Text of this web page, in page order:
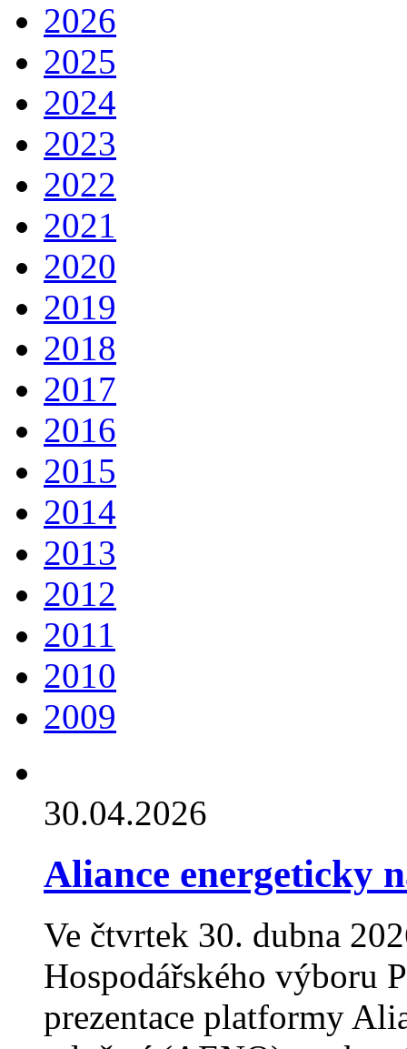
2026
2025
2024
2023
2022
2021
2020
2019
2018
2017
2016
2015
2014
2013
2012
2011
2010
2009
30.04.2026
Aliance energeticky
Ve čtvrtek 30. dubna
Hospodářského výboru
prezentace platformy